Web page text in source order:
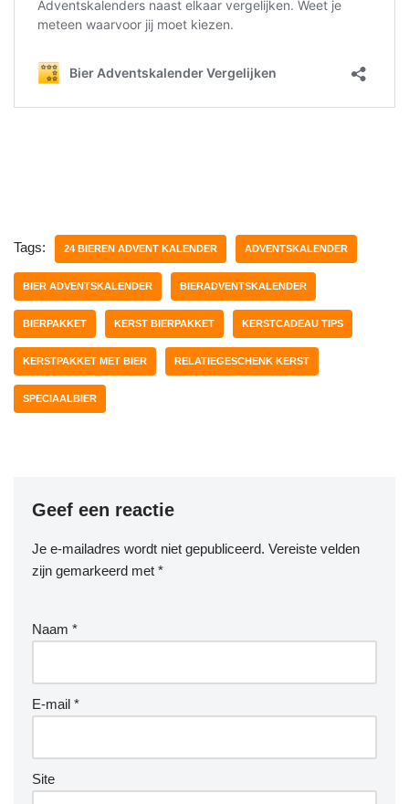
Tags: 24 BIEREN ADVENT KALENDER ADVENTSKALENDER
BIER ADVENTSKALENDER BIERADVENTSKALENDER
BIERPAKKET KERST BIERPAKKET KERSTCADEAU TIPS
KERSTPAKKET MET BIER RELATIEGESCHENK KERST
SPECIAALBIER
Geef een reactie
Je e-mailadres wordt niet gepubliceerd. Vereiste velden
zijn gemarkeerd met *
Naam *
E-mail *
Site